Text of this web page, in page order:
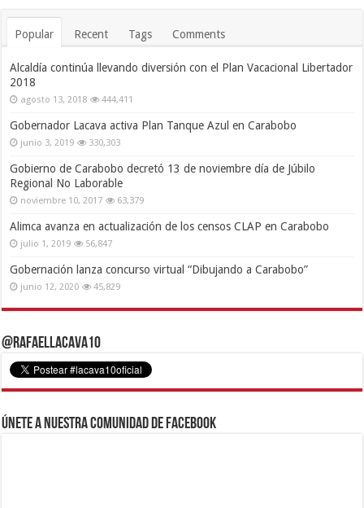
Popular Recent Tags Comments
Alcaldía continúa llevando diversión con el Plan Vacacional Libertador
2018
agosto 13, 2018 444,411
Gobernador Lacava activa Plan Tanque Azul en Carabobo
junio 3, 2019 330,303
Gobierno de Carabobo decretó 13 de noviembre día de Júbilo
Regional No Laborable
noviembre 10, 2017 63,379
Alimca avanza en actualización de los censos CLAP en Carabobo
julio 1, 2019 56,847
Gobernación lanza concurso virtual “Dibujando a Carabobo”
junio 12, 2020 45,829
@RafaelLacava10
Únete a nuestra comunidad de Facebook